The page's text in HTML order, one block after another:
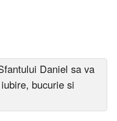
Daniel sa va
bucurie si